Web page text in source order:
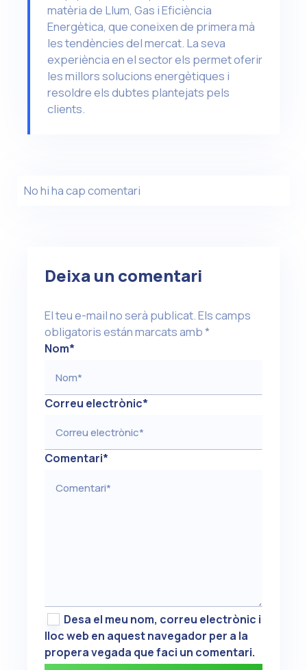
matèria de Llum, Gas i Eficiència
Energètica, que coneixen de primera mà
les tendències del mercat. La seva
experiència en el sector els permet oferir
les millors solucions energètiques i
resoldre els dubtes plantejats pels
clients.
No hi ha cap comentari
Deixa un comentari
El teu e-mail no serà publicat.Els camps
obligatoris están marcats amb*
Nom*
Correu electrònic*
Comentari*
Desa el meu nom, correu electrònic i
lloc web en aquest navegador per a la
propera vegada que faci un comentari.